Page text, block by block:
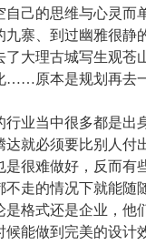
自己的思维与心灵而
九寨、到过幽雅很静
了大理古城写生观苍
……原本是规划再去
业当中很多都是出
达就必须要比别人付
是很难做好，反而有
不走的情况下就能随
是格式还是企业，他
能做到完美的设计